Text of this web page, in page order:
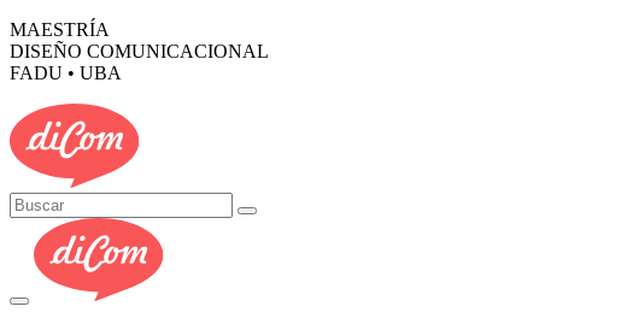
MAESTRÍA
DISEÑO COMUNICACIONAL
FADU • UBA